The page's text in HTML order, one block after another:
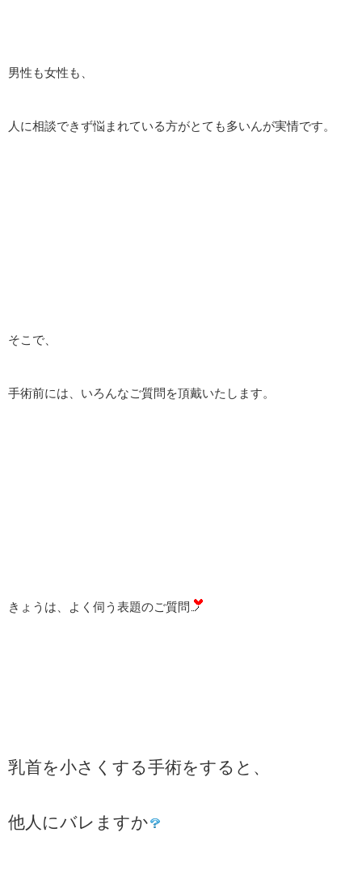
男性も女性も、
人に相談できず悩まれている方がとても多いんが実情です。
そこで、
手術前には、いろんなご質問を頂戴いたします。
きょうは、よく伺う表題のご質問
乳首を小さくする手術をすると、
他人にバレますか